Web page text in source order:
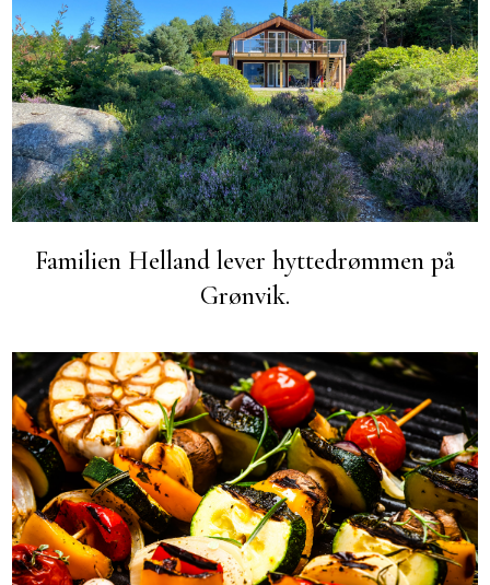
Familien Helland lever hyttedrømmen på
Grønvik.